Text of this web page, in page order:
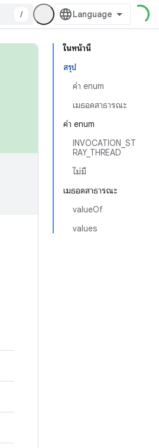
/
ในหน้านี้
สรุป
ค่า enum
เมธอดสาธารณะ
ค่า enum
INVOCATION_ST
RAY_THREAD
ไม่มี
เมธอดสาธารณะ
valueOf
values